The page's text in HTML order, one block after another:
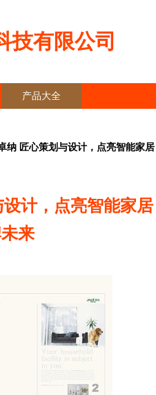
技有限公司
产品大全
纳 匠心策划与设计，点亮智能家居
计，点亮智能家居
来